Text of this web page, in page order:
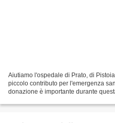
Aiutiamo l'ospedale di Prato, di
piccolo contributo per l'emergenza
donazione è importante durante